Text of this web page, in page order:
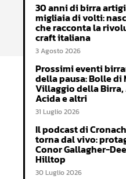
30 anni di birra
migliaia di volti:
che racconta la
craft italiana
3 Agosto 2026
Prossimi eventi
della pausa: Bolle di
Villaggio della Birra,
Acida e altri
31 Luglio 2026
Il podcast di
torna dal vivo:
Conor Gallagher-
Hilltop
30 Luglio 2026